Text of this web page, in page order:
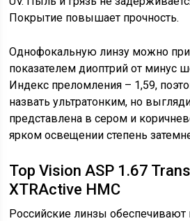
Покрытие повышает прочность.
Однофокальную линзу можно
показателем диоптрий от минус
Индекс преломления – 1,59,
назвать ультратонким, но
представлена в сером и
ярком освещении степень
Top Vision ASP 1.67
XTRActive HMC
Российские линзы